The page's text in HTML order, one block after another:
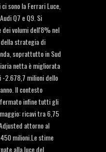
sono la Ferrari Luce,
Q7 e Q9. Si
dei volumi dell'8% nel
strategia di
soprattutto in Sud
netta è migliorata
-2.678,7 milioni dello
Il contesto
infine tutti gli
ricavi tra 6,75
attorno al
milioni.Le stime
alla luce del